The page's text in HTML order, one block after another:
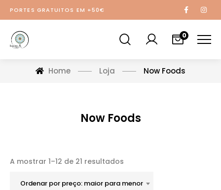
PORTES GRATUITOS EM +50€
0
Home Loja Now Foods
Now Foods
A mostrar 1–12 de 21 resultados
Ordenar por preço: maior para menor